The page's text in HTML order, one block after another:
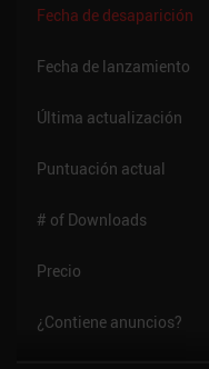
Fecha de desaparición
Fecha de lanzamiento
Última actualización
Puntuación actual
# of Downloads
Precio
¿Contiene anuncios?